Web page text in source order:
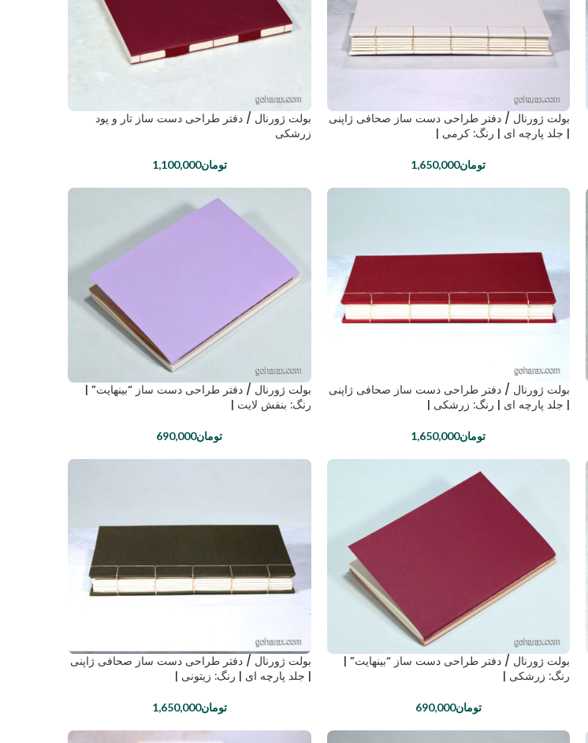
بولت ژورنال / دفتر طراحی دست ساز صحافی ژاپنی
| جلد پارچه ای | رنگ: کرمی |
تومان1,650,000
بولت ژورنال / دفتر طراحی دست ساز تار و پود
زرشکی
تومان1,100,000
بولت ژورنال / دفتر طراحی دست ساز صحافی ژاپنی
| جلد پارچه ای | رنگ: زرشکی |
تومان1,650,000
بولت ژورنال / دفتر طراحی دست ساز “بینهایت” |
رنگ: بنفش لایت |
تومان690,000
بولت ژورنال / دفتر طراحی دست ساز “بینهایت” |
رنگ: زرشکی |
تومان690,000
بولت ژورنال / دفتر طراحی دست ساز صحافی ژاپنی
| جلد پارچه ای | رنگ: زیتونی |
تومان1,650,000